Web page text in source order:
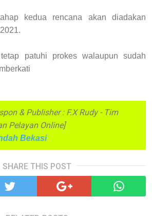
kedua rencana akan diadakan
patuhi prokes walaupun sudah
& Publisher : F.X Rudy - Tim
Pelayan Online]
Bekasi
SHARE THIS POST